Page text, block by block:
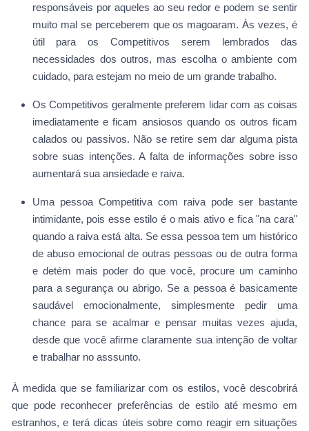
responsáveis por aqueles ao seu redor e podem se sentir
muito mal se perceberem que os magoaram. Às vezes, é
útil para os Competitivos serem lembrados das
necessidades dos outros, mas escolha o ambiente com
cuidado, para estejam no meio de um grande trabalho.
Os Competitivos geralmente preferem lidar com as coisas
imediatamente e ficam ansiosos quando os outros ficam
calados ou passivos. Não se retire sem dar alguma pista
sobre suas intenções. A falta de informações sobre isso
aumentará sua ansiedade e raiva.
Uma pessoa Competitiva com raiva pode ser bastante
intimidante, pois esse estilo é o mais ativo e fica "na cara"
quando a raiva está alta. Se essa pessoa tem um histórico
de abuso emocional de outras pessoas ou de outra forma
e detém mais poder do que você, procure um caminho
para a segurança ou abrigo. Se a pessoa é basicamente
saudável emocionalmente, simplesmente pedir uma
chance para se acalmar e pensar muitas vezes ajuda,
desde que você afirme claramente sua intenção de voltar
e trabalhar no asssunto.
À medida que se familiarizar com os estilos, você descobrirá
que pode reconhecer preferências de estilo até mesmo em
estranhos, e terá dicas úteis sobre como reagir em situações